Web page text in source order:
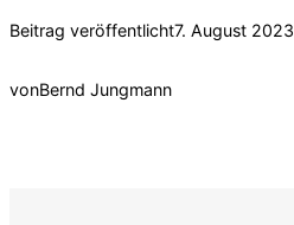
Beitrag veröffentlicht7. August 2023
vonBernd Jungmann